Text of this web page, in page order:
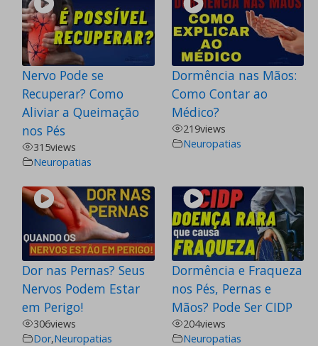
Nervo Pode se
Recuperar? Como
Aliviar a Queimação
nos Pés
315views
Neuropatias
Dormência nas Mãos:
Como Contar ao
Médico?
219views
Neuropatias
Dor nas Pernas? Seus
Nervos Podem Estar
em Perigo!
306views
Dor,Neuropatias
Dormência e Fraqueza
nos Pés, Pernas e
Mãos? Pode Ser CIDP
204views
Neuropatias